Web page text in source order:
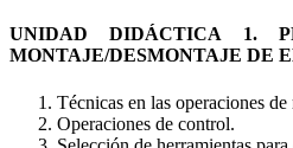
UNIDAD DIDÁCTICA 1.
MONTAJE/DESMONTAJE DE
Técnicas en las operaciones
Operaciones de control.